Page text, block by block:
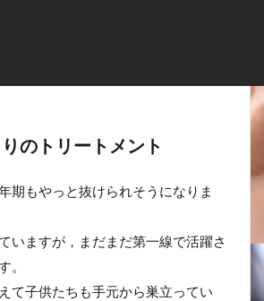
のトリートメント
期もやっと抜けられそうになりま
いますが，まだまだ第一線で活躍さ
。
て子供たちも手元から巣立ってい